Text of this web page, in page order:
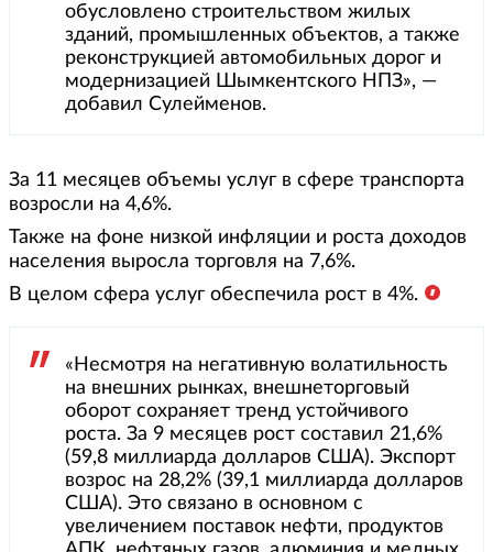
обусловлено строительством жилых
зданий, промышленных объектов, а также
реконструкцией автомобильных дорог и
модернизацией Шымкентского НПЗ», —
добавил Сулейменов.
За 11 месяцев объемы услуг в сфере транспорта
возросли на 4,6%.
Также на фоне низкой инфляции и роста доходов
населения выросла торговля на 7,6%.
В целом сфера услуг обеспечила рост в 4%.
«Несмотря на негативную волатильность
на внешних рынках, внешнеторговый
оборот сохраняет тренд устойчивого
роста. За 9 месяцев рост составил 21,6%
(59,8 миллиарда долларов США). Экспорт
возрос на 28,2% (39,1 миллиарда долларов
США). Это связано в основном с
увеличением поставок нефти, продуктов